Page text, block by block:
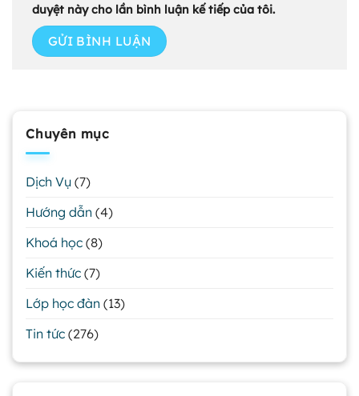
duyệt này cho lần bình luận kế tiếp của tôi.
Chuyên mục
Dịch Vụ (7)
Hướng dẫn (4)
Khoá học (8)
Kiến thức (7)
Lớp học đàn (13)
Tin tức (276)